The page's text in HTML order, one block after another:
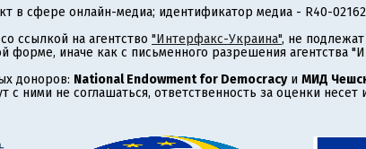
в сфере онлайн-медиа; идентификатор медиа - R40-
ссылкой на агентство "Интерфакс-Украина", не
форме, иначе как с письменного разрешения агентства
доноров: National Endowment for Democracyи МИД
с ними не соглашаться, ответственность за оценки